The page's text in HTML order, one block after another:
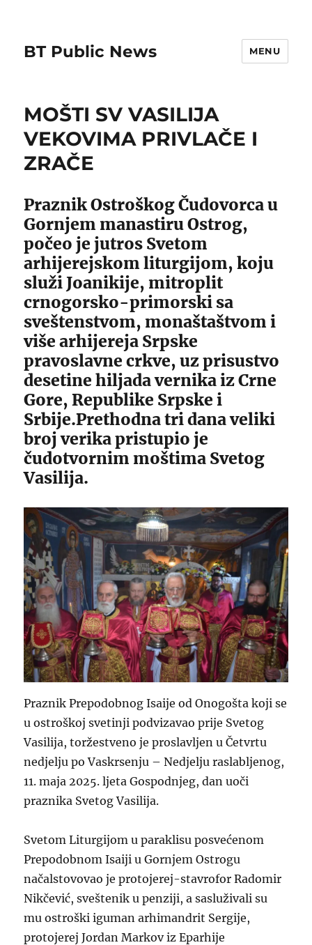
BT Public News MENU
MOŠTI SV VASILIJA
VEKOVIMA PRIVLAČE I
ZRAČE
Praznik Ostroškog Čudovorca u
Gornjem manastiru Ostrog,
počeo je jutros Svetom
arhijerejskom liturgijom, koju
služi Joanikije, mitroplit
crnogorsko-primorski sa
sveštenstvom, monaštaštvom i
više arhijereja Srpske
pravoslavne crkve, uz prisustvo
desetine hiljada vernika iz Crne
Gore, Republike Srpske i
Srbije.Prethodna tri dana veliki
broj verika pristupio je
čudotvornim moštima Svetog
Vasilija.
Praznik Prepodobnog Isaije od Onogošta koji se
u ostroškoj svetinji podvizavao prije Svetog
Vasilija, toržestveno je proslavljen u Četvrtu
nedjelju po Vaskrsenju – Nedjelju raslabljenog,
11. maja 2025. ljeta Gospodnjeg, dan uoči
praznika Svetog Vasilija.
Svetom Liturgijom u paraklisu posvećenom
Prepodobnom Isaiji u Gornjem Ostrogu
načalstovovao je protojerej-stavrofor Radomir
Nikčević, sveštenik u penziji, a sasluživali su
mu ostroški iguman arhimandrit Sergije,
protojerej Jordan Markov iz Eparhije